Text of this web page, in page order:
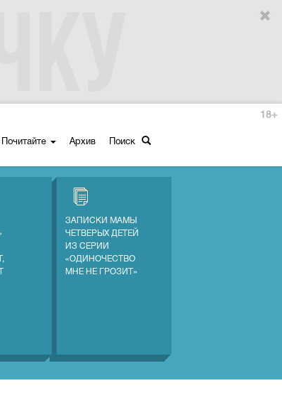
Почитайте Архив Поиск
18+
ЗАПИСКИ МАМЫ
ЧЕТВЕРЫХ ДЕТЕЙ
ИЗ СЕРИИ
«ОДИНОЧЕСТВО
МНЕ НЕ ГРОЗИТ»